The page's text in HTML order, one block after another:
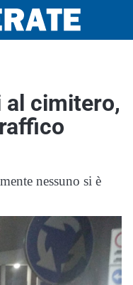
al cimitero,
nessuno si è